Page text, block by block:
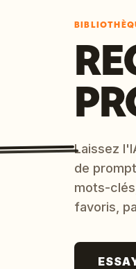
Laissez
de
mots-
favoris,